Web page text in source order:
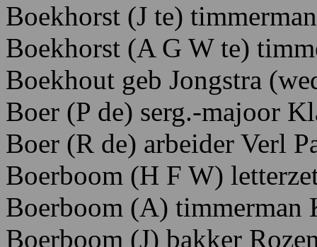
Boekhorst (J te)
Boekhorst (A G W te)
Boekhout geb Jongstra
Boer (P de) serg.-majoor
Boer (R de) arbeider Verl
Boerboom (H F W)
Boerboom (A) timmerman
Boerboom (J) bakker